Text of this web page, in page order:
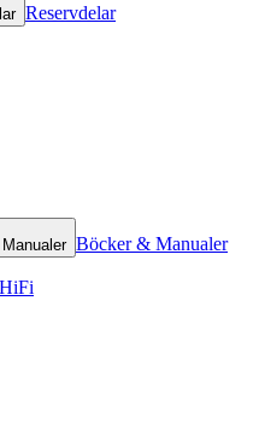
Reservdelar
Böcker & Manualer